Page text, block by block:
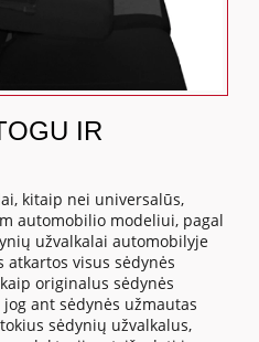
IR
kitaip nei universalūs,
automobilio modeliui, pagal
užvalkalai automobilyje
atkartos visus sėdynės
originalus sėdynės
ant sėdynės užmautas
sėdynių užvalkalus,